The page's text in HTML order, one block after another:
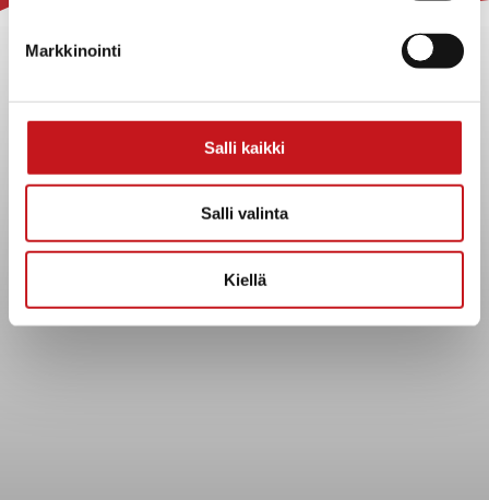
Markkinointi
Salli kaikki
Salli valinta
Kiellä
Kuntainfo
Asiakirjajulkisuuskuvaus
Evästeet
Tietosuoja
Tietopyyntö